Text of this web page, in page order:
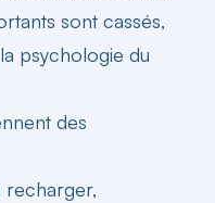
sont cassés,
psychologie du
des
recharger,